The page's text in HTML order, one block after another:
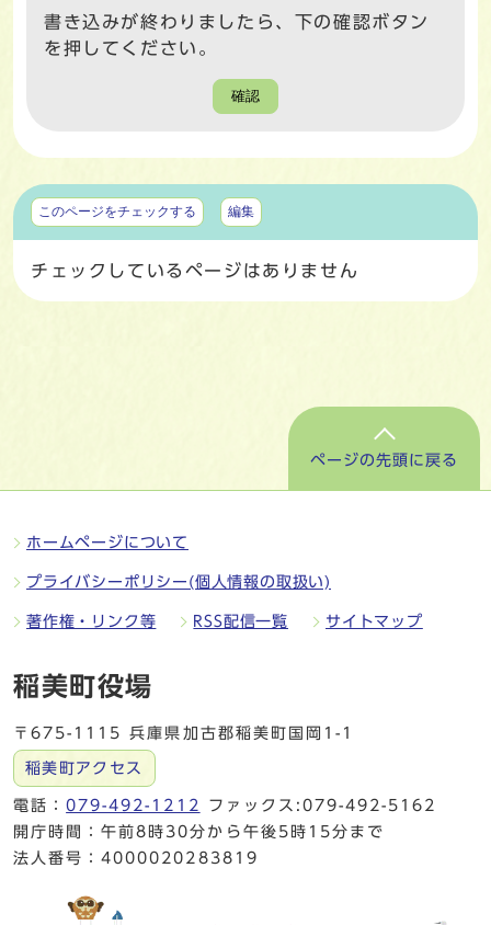
書き込みが終わりましたら、下の確認ボタン
を押してください。
確認
マイページ
このページをチェックする 編集
チェックしているページはありません
ページの先頭に戻る
ホームページについて
プライバシーポリシー(個人情報の取扱い)
著作権・リンク等 RSS配信一覧 サイトマップ
稲美町役場
〒675-1115 兵庫県加古郡稲美町国岡1-1
稲美町アクセス
電話：079-492-1212
ファックス:079-492-5162
開庁時間：午前8時30分から午後5時15分まで
法人番号：4000020283819